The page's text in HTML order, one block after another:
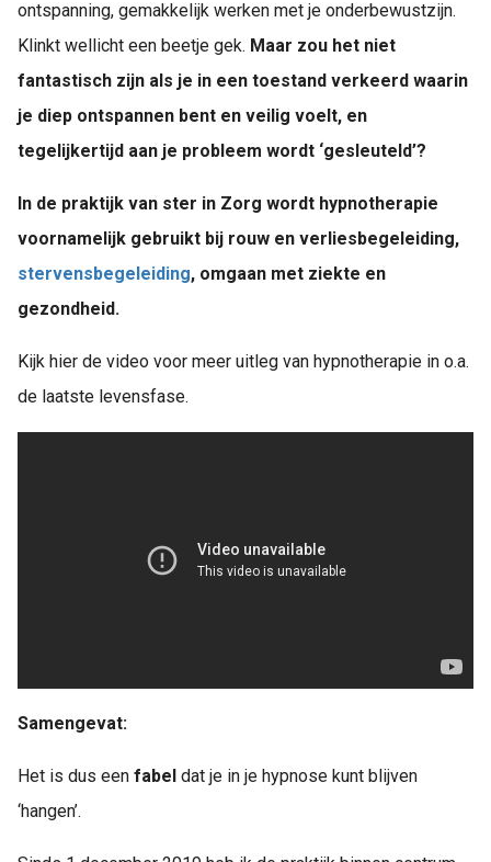
ontspanning, gemakkelijk werken met je onderbewustzijn.
Klinkt wellicht een beetje gek. Maar zou het niet
fantastisch zijn als je in een toestand verkeerd waarin
je diep ontspannen bent en veilig voelt, en
tegelijkertijd aan je probleem wordt ‘gesleuteld’?
In de praktijk van ster in Zorg wordt hypnotherapie
voornamelijk gebruikt bij rouw en verliesbegeleiding,
stervensbegeleiding, omgaan met ziekte en
gezondheid.
Kijk hier de video voor meer uitleg van hypnotherapie in o.a.
de laatste levensfase.
Samengevat:
Het is dus een fabel dat je in je hypnose kunt blijven
‘hangen’.